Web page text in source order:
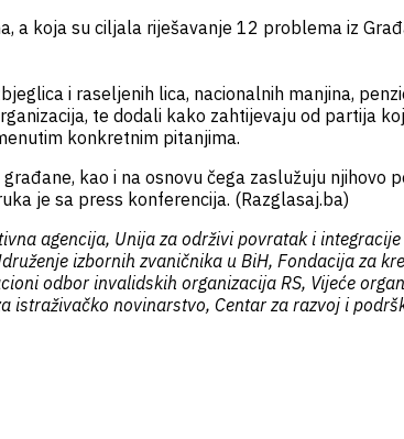
a koja su ciljala riješavanje 12 problema iz
i raseljenih lica, nacionalnih manjina,
te dodali kako zahtijevaju od partija
konkretnim pitanjima.
kao i na osnovu čega zaslužuju njihovo
je sa press konferencija. (Razglasaj.ba)
agencija, Unija za održivi povratak i integracije
izbornih zvaničnika u BiH, Fondacija za
odbor invalidskih organizacija RS, Vijeće
istraživačko novinarstvo, Centar za razvoj i